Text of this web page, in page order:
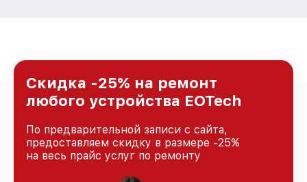
Скидка -25% на ремонт
любого устройства EOTech
По предварительной записи с сайта,
предоставляем скидку в размере -25%
на весь прайс услуг по ремонту